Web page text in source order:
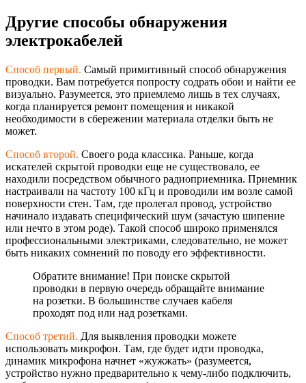
Другие способы обнаружения
электрокабелей
Способ первый. Самый примитивный способ обнаружения
проводки. Вам потребуется попросту содрать обои и найти ее
визуально. Разумеется, это приемлемо лишь в тех случаях,
когда планируется ремонт помещения и никакой
необходимости в сбережении материала отделки быть не
может.
Способ второй. Своего рода классика. Раньше, когда
искателей скрытой проводки еще не существовало, ее
находили посредством обычного радиоприемника. Приемник
настраивали на частоту 100 кГц и проводили им возле самой
поверхности стен. Там, где пролегал провод, устройство
начинало издавать специфический шум (зачастую шипение
или нечто в этом роде). Такой способ широко применялся
профессиональными электриками, следовательно, не может
быть никаких сомнений по поводу его эффективности.
Обратите внимание! При поиске скрытой
проводки в первую очередь обращайте внимание
на розетки. В большинстве случаев кабеля
проходят под или над розетками.
Способ третий. Для выявления проводки можете
использовать микрофон. Там, где будет идти проводка,
динамик микрофона начнет «жужжать» (разумеется,
устройство нужно предварительно к чему-либо подключить,